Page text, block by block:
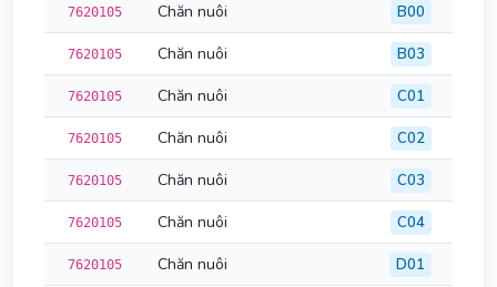
7620105 Chăn nuôi B00
7620105 Chăn nuôi B03
7620105 Chăn nuôi C01
7620105 Chăn nuôi C02
7620105 Chăn nuôi C03
7620105 Chăn nuôi C04
7620105 Chăn nuôi D01